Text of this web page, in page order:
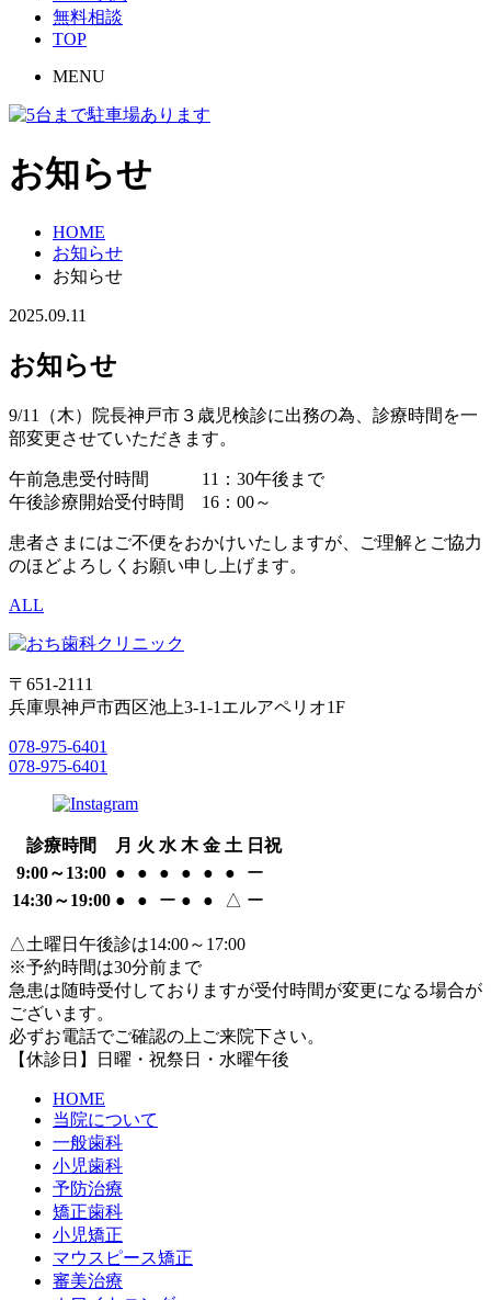
無料相談
TOP
MENU
お知らせ
HOME
お知らせ
お知らせ
2025.09.11
お知らせ
9/11（木）院長神戸市３歳児検診に出務の為、診療時間を一
部変更させていただきます。
午前急患受付時間 11：30午後まで
午後診療開始受付時間 16：00～
患者さまにはご不便をおかけいたしますが、ご理解とご協力
のほどよろしくお願い申し上げます。
ALL
〒651-2111
兵庫県神戸市西区池上3-1-1エルアペリオ1F
078-975-6401
078-975-6401
診療時間 月 火 水 木 金 土 日祝
9:00～13:00 ● ● ● ● ● ●
ー
14:30～19:00 ● ● ー ● ● △ ー
△土曜日午後診は14:00～17:00
※予約時間は30分前まで
急患は随時受付しておりますが受付時間が変更になる場合が
ございます。
必ずお電話でご確認の上ご来院下さい。
【休診日】日曜・祝祭日・水曜午後
HOME
当院について
一般歯科
小児歯科
予防治療
矯正歯科
小児矯正
マウスピース矯正
審美治療